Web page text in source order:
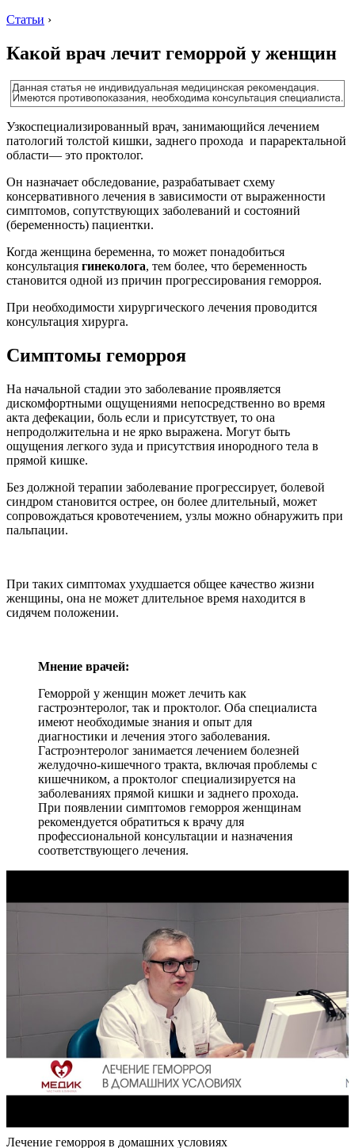
Статьи ›
Какой врач лечит геморрой у женщин
Узкоспециализированный врач, занимающийся лечением
патологий толстой кишки, заднего прохода и параректальной
области— это проктолог.
Он назначает обследование, разрабатывает схему
консервативного лечения в зависимости от выраженности
симптомов, сопутствующих заболеваний и состояний
(беременность) пациентки.
Когда женщина беременна, то может понадобиться
консультация гинеколога, тем более, что беременность
становится одной из причин прогрессирования геморроя.
При необходимости хирургического лечения проводится
консультация хирурга.
Симптомы геморроя
На начальной стадии это заболевание проявляется
дискомфортными ощущениями непосредственно во время
акта дефекации, боль если и присутствует, то она
непродолжительна и не ярко выражена. Могут быть
ощущения легкого зуда и присутствия инородного тела в
прямой кишке.
Без должной терапии заболевание прогрессирует, болевой
синдром становится острее, он более длительный, может
сопровождаться кровотечением, узлы можно обнаружить при
пальпации.
При таких симптомах ухудшается общее качество жизни
женщины, она не может длительное время находится в
сидячем положении.
Мнение врачей:
Геморрой у женщин может лечить как
гастроэнтеролог, так и проктолог. Оба специалиста
имеют необходимые знания и опыт для
диагностики и лечения этого заболевания.
Гастроэнтеролог занимается лечением болезней
желудочно-кишечного тракта, включая проблемы с
кишечником, а проктолог специализируется на
заболеваниях прямой кишки и заднего прохода.
При появлении симптомов геморроя женщинам
рекомендуется обратиться к врачу для
профессиональной консультации и назначения
соответствующего лечения.
Лечение геморроя в домашних условиях